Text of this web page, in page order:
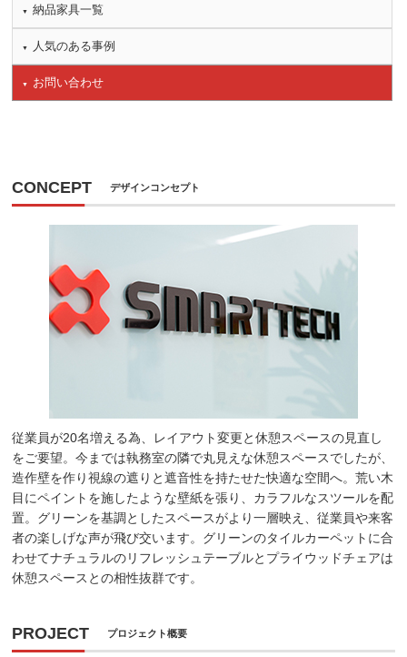
納品家具一覧
人気のある事例
お問い合わせ
CONCEPT デザインコンセプト
従業員が20名増える為、レイアウト変更と休憩スペースの見直し
をご要望。今までは執務室の隣で丸見えな休憩スペースでしたが、
造作壁を作り視線の遮りと遮音性を持たせた快適な空間へ。荒い木
目にペイントを施したような壁紙を張り、カラフルなスツールを配
置。グリーンを基調としたスペースがより一層映え、従業員や来客
者の楽しげな声が飛び交います。グリーンのタイルカーペットに合
わせてナチュラルのリフレッシュテーブルとプライウッドチェアは
休憩スペースとの相性抜群です。
PROJECT プロジェクト概要